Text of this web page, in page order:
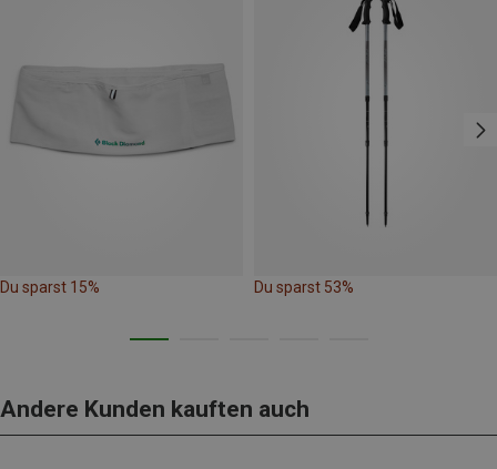
Du sparst 15% Du sparst 53%
Andere Kunden kauften auch